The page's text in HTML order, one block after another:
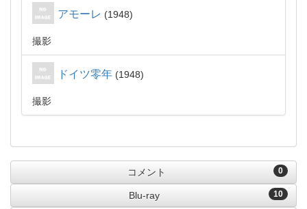
アモーレ 1948
撮影
ドイツ零年 1948
撮影
0
コメント
10
Blu-ray